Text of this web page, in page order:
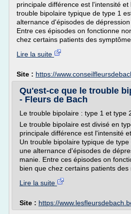
principale différence est l'intensité
trouble bipolaire typique de type 1
alternance d'épisodes de
Entre ces épisodes on fonctionne
chez certains patients des
Lire la suite
Site : https://
Qu'est-ce que le trouble
- Fleurs de Bach
Le trouble bipolaire : type 1 et type
Le trouble bipolaire est divisé en
principale différence est l'intensité
Un trouble bipolaire typique de
une alternance d'épisodes de
manie. Entre ces épisodes on
bien que chez certains patients des
Lire la suite
Site : https://